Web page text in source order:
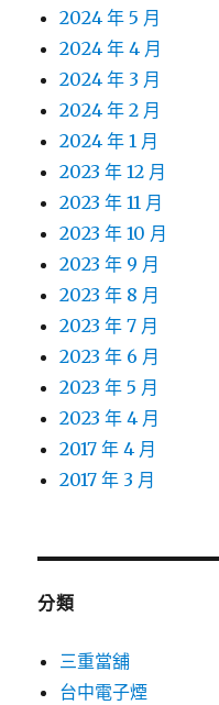
2024 年 5 月
2024 年 4 月
2024 年 3 月
2024 年 2 月
2024 年 1 月
2023 年 12 月
2023 年 11 月
2023 年 10 月
2023 年 9 月
2023 年 8 月
2023 年 7 月
2023 年 6 月
2023 年 5 月
2023 年 4 月
2017 年 4 月
2017 年 3 月
分類
三重當舖
台中電子煙